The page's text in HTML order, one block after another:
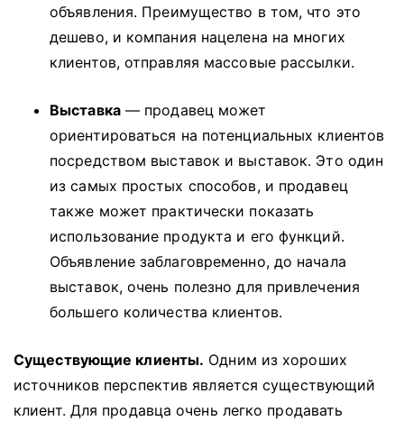
объявления. Преимущество в том, что это
дешево, и компания нацелена на многих
клиентов, отправляя массовые рассылки.
Выставка— продавец может
ориентироваться на потенциальных клиентов
посредством выставок и выставок. Это один
из самых простых способов, и продавец
также может практически показать
использование продукта и его функций.
Объявление заблаговременно, до начала
выставок, очень полезно для привлечения
большего количества клиентов.
Существующие клиенты. Одним из хороших
источников перспектив является существующий
клиент. Для продавца очень легко продавать